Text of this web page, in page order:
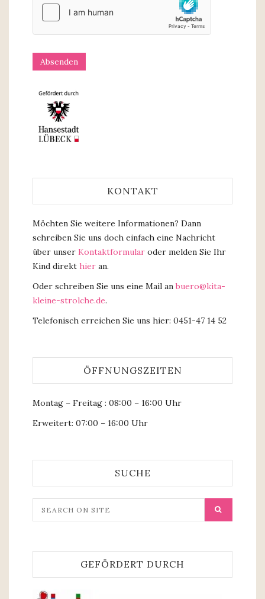
KONTAKT
Möchten Sie weitere Informationen? Dann
schreiben Sie uns doch einfach eine Nachricht
über unser Kontaktformular oder melden Sie Ihr
Kind direkt hier an.
Oder schreiben Sie uns eine Mail an buero@kita-
kleine-strolche.de.
Telefonisch erreichen Sie uns hier: 0451-47 14 52
ÖFFNUNGSZEITEN
Montag – Freitag : 08:00 – 16:00 Uhr
Erweitert: 07:00 – 16:00 Uhr
SUCHE
GEFÖRDERT DURCH